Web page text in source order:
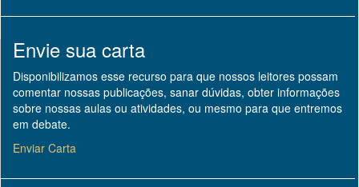
Envie sua carta
Disponibilizamos esse recurso para que nossos leitores possam
comentar nossas publicações, sanar dúvidas, obter informações
sobre nossas aulas ou atividades, ou mesmo para que entremos
em debate.
Enviar Carta